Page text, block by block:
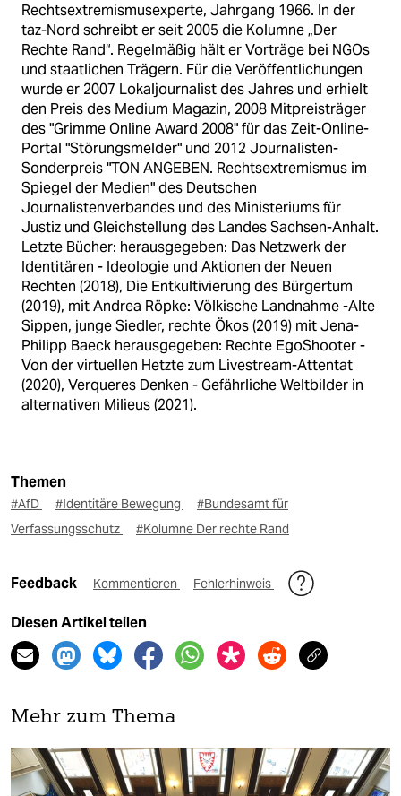
Rechtsextremismusexperte, Jahrgang 1966. In der
taz-Nord schreibt er seit 2005 die Kolumne „Der
Rechte Rand“. Regelmäßig hält er Vorträge bei NGOs
und staatlichen Trägern. Für die Veröffentlichungen
wurde er 2007 Lokaljournalist des Jahres und erhielt
den Preis des Medium Magazin, 2008 Mitpreisträger
des "Grimme Online Award 2008" für das Zeit-Online-
Portal "Störungsmelder" und 2012 Journalisten-
Sonderpreis "TON ANGEBEN. Rechtsextremismus im
Spiegel der Medien" des Deutschen
Journalistenverbandes und des Ministeriums für
Justiz und Gleichstellung des Landes Sachsen-Anhalt.
Letzte Bücher: herausgegeben: Das Netzwerk der
Identitären - Ideologie und Aktionen der Neuen
Rechten (2018), Die Entkultivierung des Bürgertum
(2019), mit Andrea Röpke: Völkische Landnahme -Alte
Sippen, junge Siedler, rechte Ökos (2019) mit Jena-
Philipp Baeck herausgegeben: Rechte EgoShooter -
Von der virtuellen Hetzte zum Livestream-Attentat
(2020), Verqueres Denken - Gefährliche Weltbilder in
alternativen Milieus (2021).
Themen
#AfD #Identitäre Bewegung
#Bundesamt für
Verfassungsschutz
#Kolumne Der rechte Rand
Feedback Kommentieren Fehlerhinweis
Diesen Artikel teilen
Mehr zum Thema